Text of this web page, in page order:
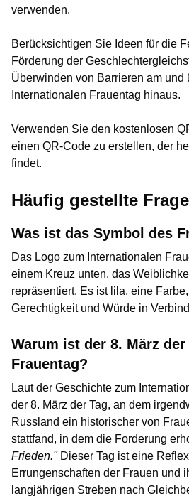
verwenden.
Berücksichtigen Sie Ideen für die
Förderung der
Überwinden von Barrieren am und
Internationalen Frauentag hinaus.
Verwenden Sie den kostenlosen
einen QR-Code zu erstellen, der
findet.
Häufig gestellte
Was ist das Symbol des
Das Logo zum Internationalen
einem Kreuz unten, das
repräsentiert. Es ist lila, eine
Gerechtigkeit und Würde in
Warum ist der 8. März
Frauentag?
Laut der Geschichte zum
der 8. März der Tag, an dem
Russland ein historischer von
stattfand, in dem die Forderung
Frieden." Dieser Tag ist eine
Errungenschaften der Frauen und
langjährigen Streben nach